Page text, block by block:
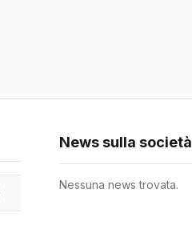
News sulla società
Nessuna news trovata.